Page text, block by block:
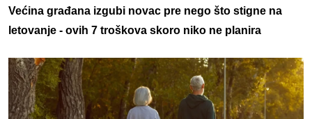
Većina građana izgubi novac pre nego što stigne na
letovanje - ovih 7 troškova skoro niko ne planira